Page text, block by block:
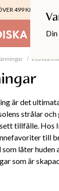
499 KR |
Vita
är det
strålar och
tillfälle. Hos
till
låter huden
som är